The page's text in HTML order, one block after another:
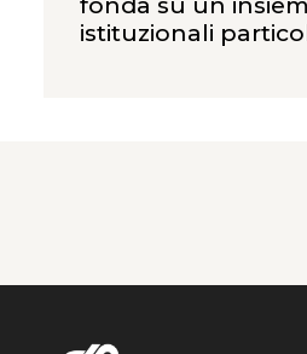
Scelgono
istituzionali
industriali —
Enterprise